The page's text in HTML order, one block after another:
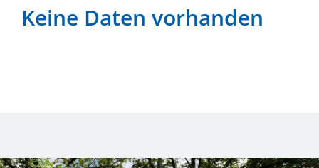
Keine Daten vorhanden